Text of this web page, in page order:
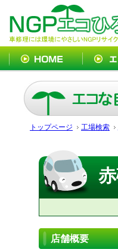
トップページ 工場検索
店舗概要